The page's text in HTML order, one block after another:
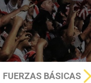
FUERZAS BÁSICAS